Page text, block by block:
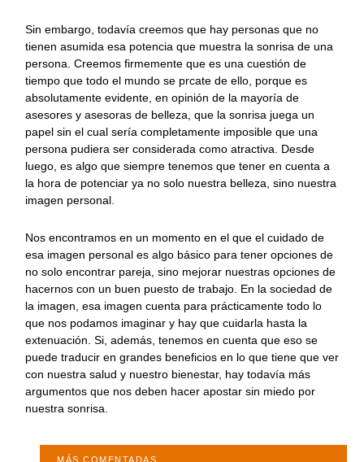
Sin embargo, todavía creemos que hay personas que no
tienen asumida esa potencia que muestra la sonrisa de una
persona. Creemos firmemente que es una cuestión de
tiempo que todo el mundo se prcate de ello, porque es
absolutamente evidente, en opinión de la mayoría de
asesores y asesoras de belleza, que la sonrisa juega un
papel sin el cual sería completamente imposible que una
persona pudiera ser considerada como atractiva. Desde
luego, es algo que siempre tenemos que tener en cuenta a
la hora de potenciar ya no solo nuestra belleza, sino nuestra
imagen personal.
Nos encontramos en un momento en el que el cuidado de
esa imagen personal es algo básico para tener opciones de
no solo encontrar pareja, sino mejorar nuestras opciones de
hacernos con un buen puesto de trabajo. En la sociedad de
la imagen, esa imagen cuenta para prácticamente todo lo
que nos podamos imaginar y hay que cuidarla hasta la
extenuación. Si, además, tenemos en cuenta que eso se
puede traducir en grandes beneficios en lo que tiene que ver
con nuestra salud y nuestro bienestar, hay todavía más
argumentos que nos deben hacer apostar sin miedo por
nuestra sonrisa.
MÁS COMENTADAS